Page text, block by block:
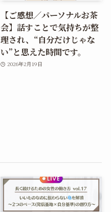
【ご感想／パーソナルお茶
会】話すことで気持ちが整
理され、“自分だけじゃな
い”と思えた時間です。
2026年2月19日